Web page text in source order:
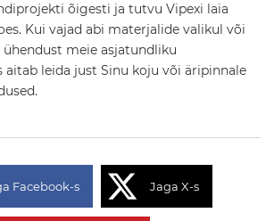
õigesti ja tutvu Vipexi laia
Kui vajad abi materjalide valikul või
meie asjatundliku
aitab leida just Sinu koju või äripinnale
Facebook-s Jaga X-s